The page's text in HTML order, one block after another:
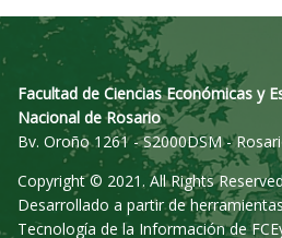
Facultad de Ciencias Económicas y
Nacional de Rosario
Bv. Oroño 1261 - S2000DSM -
Copyright © 2021. All Rights
Desarrollado a partir de
Tecnología de la Información de